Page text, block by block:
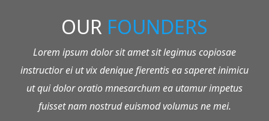
OUR FOUNDERS
Lorem ipsum dolor sit amet sit legimus copiosae
instructior ei ut vix denique fierentis ea saperet inimicu
ut qui dolor oratio mnesarchum ea utamur impetus
fuisset nam nostrud euismod volumus ne mei.